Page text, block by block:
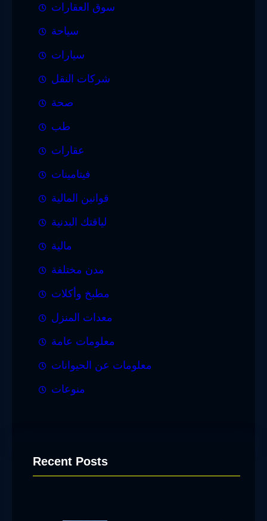
سوق العقارات
سياحة
سيارات
شركات النقل
صحة
طب
عقارات
فيتامينات
قوانين المالية
لياقتك البدنية
مالية
مدن مختلفة
مطبخ وأكلات
معدات المنزل
معلومات عامة
معلومات عن الحيوانات
منوعات
Recent Posts